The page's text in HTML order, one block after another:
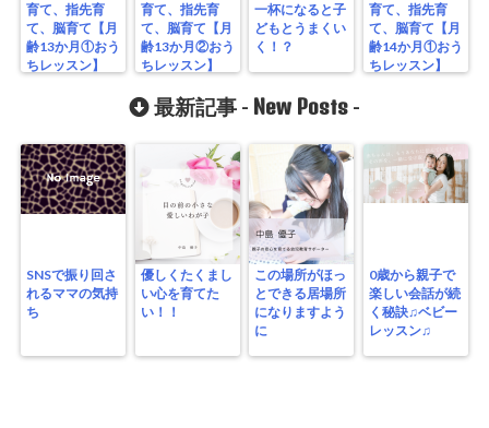
育て、指先育
て、脳育て【月
齢13か月①おう
ちレッスン】
育て、指先育
て、脳育て【月
齢13か月②おう
ちレッスン】
一杯になると子
どもとうまくい
く！？
育て、指先育
て、脳育て【月
齢14か月①おう
ちレッスン】
最新記事 - New Posts -
SNSで振り回さ
れるママの気持
ち
優しくたくまし
い心を育てた
い！！
この場所がほっ
とできる居場所
になりますよう
に
0歳から親子で
楽しい会話が続
く秘訣♫ベビー
レッスン♫